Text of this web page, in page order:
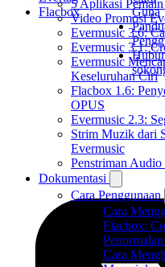
5 Aplikasi
Video Promosi
Evermusic 3.6:
Evermusic 3.1:
Evermusic
Keseluruhan Ciri
Flacbox 1.6:
OPUS
Evermusic 2.3:
Strim Muzik dari
Evermusic
Penstriman
Dokumentasi
Cara Penggunaan
Cara
Flacbox:
Cara
Flacbox
Guna